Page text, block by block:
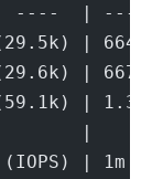
----  |
|
|
|
|